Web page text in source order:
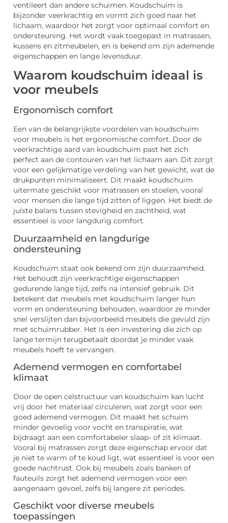
ventileert dan andere schuimen. Koudschuim is
bijzonder veerkrachtig en vormt zich goed naar het
lichaam, waardoor het zorgt voor optimaal comfort en
ondersteuning. Het wordt vaak toegepast in matrassen,
kussens en zitmeubelen, en is bekend om zijn ademende
eigenschappen en lange levensduur.
Waarom koudschuim ideaal is
voor meubels
Ergonomisch comfort
Een van de belangrijkste voordelen van koudschuim
voor meubels is het ergonomische comfort. Door de
veerkrachtige aard van koudschuim past het zich
perfect aan de contouren van het lichaam aan. Dit zorgt
voor een gelijkmatige verdeling van het gewicht, wat de
drukpunten minimaliseert. Dit maakt koudschuim
uitermate geschikt voor matrassen en stoelen, vooral
voor mensen die lange tijd zitten of liggen. Het biedt de
juiste balans tussen stevigheid en zachtheid, wat
essentieel is voor langdurig comfort.
Duurzaamheid en langdurige
ondersteuning
Koudschuim staat ook bekend om zijn duurzaamheid.
Het behoudt zijn veerkrachtige eigenschappen
gedurende lange tijd, zelfs na intensief gebruik. Dit
betekent dat meubels met koudschuim langer hun
vorm en ondersteuning behouden, waardoor ze minder
snel verslijten dan bijvoorbeeld meubels die gevuld zijn
met schuimrubber. Het is een investering die zich op
lange termijn terugbetaalt doordat je minder vaak
meubels hoeft te vervangen.
Ademend vermogen en comfortabel
klimaat
Door de open celstructuur van koudschuim kan lucht
vrij door het materiaal circuleren, wat zorgt voor een
goed ademend vermogen. Dit maakt het schuim
minder gevoelig voor vocht en transpiratie, wat
bijdraagt aan een comfortabeler slaap- of zit klimaat.
Vooral bij matrassen zorgt deze eigenschap ervoor dat
je niet te warm of te koud ligt, wat essentieel is voor een
goede nachtrust. Ook bij meubels zoals banken of
fauteuils zorgt het ademend vermogen voor een
aangenaam gevoel, zelfs bij langere zit periodes.
Geschikt voor diverse meubels
toepassingen